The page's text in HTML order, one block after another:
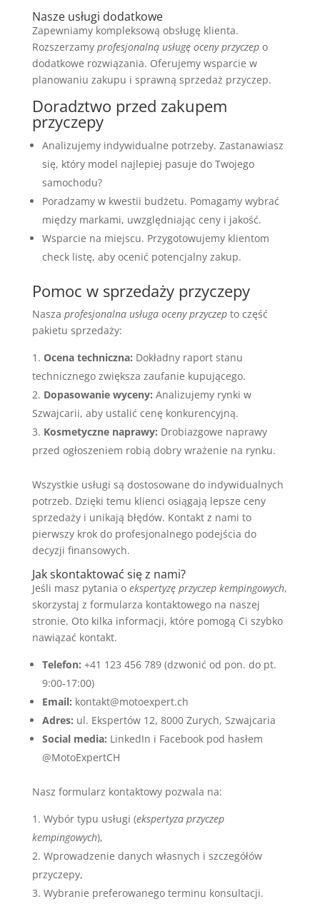
Nasze usługi dodatkowe
Zapewniamy kompleksową obsługę klienta.
Rozszerzamy profesjonalną usługę oceny przyczepo
dodatkowe rozwiązania. Oferujemy wsparcie w
planowaniu zakupu i sprawną sprzedaż przyczep.
Doradztwo przed zakupem
przyczepy
Analizujemy indywidualne potrzeby. Zastanawiasz
się, który model najlepiej pasuje do Twojego
samochodu?
Poradzamy w kwestii budżetu. Pomagamy wybrać
między markami, uwzględniając ceny i jakość.
Wsparcie na miejscu. Przygotowujemy klientom
check listę, aby ocenić potencjalny zakup.
Pomoc w sprzedaży przyczepy
Nasza profesjonalna usługa oceny przyczepto część
pakietu sprzedaży:
Ocena techniczna: Dokładny raport stanu
technicznego zwiększa zaufanie kupującego.
Dopasowanie wyceny: Analizujemy rynki w
Szwajcarii, aby ustalić cenę konkurencyjną.
Kosmetyczne naprawy: Drobiazgowe naprawy
przed ogłoszeniem robią dobry wrażenie na rynku.
Wszystkie usługi są dostosowane do indywidualnych
potrzeb. Dzięki temu klienci osiągają lepsze ceny
sprzedaży i unikają błędów. Kontakt z nami to
pierwszy krok do profesjonalnego podejścia do
decyzji finansowych.
Jak skontaktować się z nami?
Jeśli masz pytania o ekspertyzę przyczep kempingowych,
skorzystaj z formularza kontaktowego na naszej
stronie. Oto kilka informacji, które pomogą Ci szybko
nawiązać kontakt.
Telefon: +41 123 456 789 (dzwonić od pon. do pt.
9:00-17:00)
Email: kontakt@motoexpert.ch
Adres: ul. Ekspertów 12, 8000 Zurych, Szwajcaria
Social media: LinkedIn i Facebook pod hasłem
@MotoExpertCH
Nasz formularz kontaktowy pozwala na:
Wybór typu usługi (ekspertyza przyczep
kempingowych),
Wprowadzenie danych własnych i szczegółów
przyczepy,
Wybranie preferowanego terminu konsultacji.